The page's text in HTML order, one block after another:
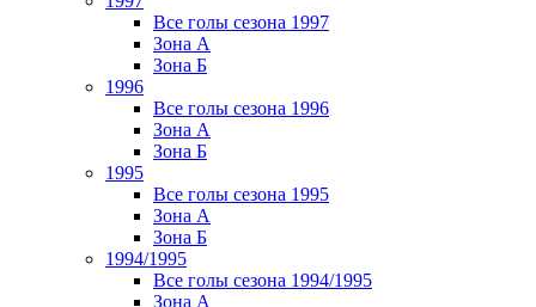
Все голы сезона 1997
Зона А
Зона Б
1996
Все голы сезона 1996
Зона А
Зона Б
1995
Все голы сезона 1995
Зона А
Зона Б
1994/1995
Все голы сезона 1994/1995
Зона А